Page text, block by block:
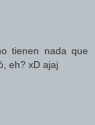
tienen nada que
eh? xD ajaj